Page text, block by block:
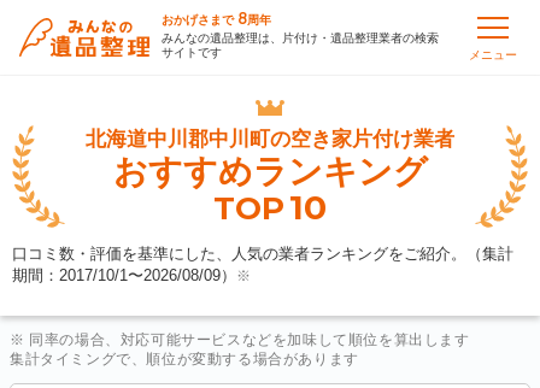
おかげさまで 8周年
みんなの遺品整理は、片付け・遺品整理業者の検索
サイトです
メニュー
北海道中川郡中川町の空き家片付け業者
おすすめランキング
TOP10
口コミ数・評価を基準にした、人気の業者ランキングをご紹介。（集計
期間：2017/10/1〜2026/08/09） ※
※ 同率の場合、対応可能サービスなどを加味して順位を算出します
集計タイミングで、順位が変動する場合があります